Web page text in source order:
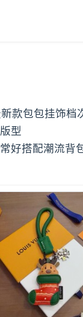
款包包挂饰
型
好搭配潮流背